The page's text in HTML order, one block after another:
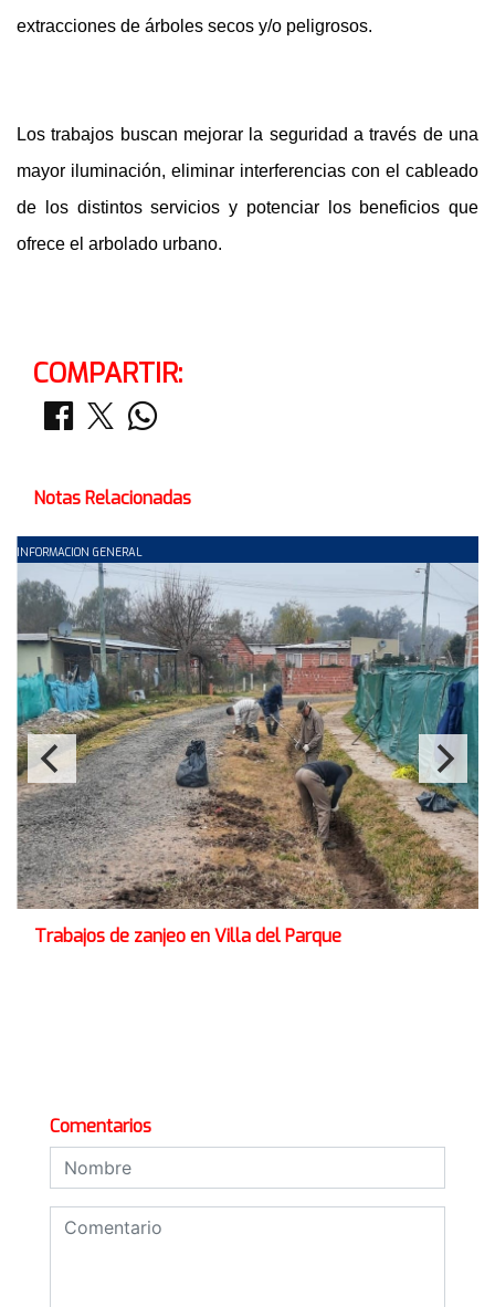
extracciones de árboles secos y/o peligrosos.
Los trabajos buscan mejorar la seguridad a través de una
mayor iluminación, eliminar interferencias con el cableado
de los distintos servicios y potenciar los beneficios que
ofrece el arbolado urbano.
COMPARTIR:
Notas Relacionadas
INFORMACION GENERAL
Trabajos de zanjeo en Villa del Parque
Comentarios